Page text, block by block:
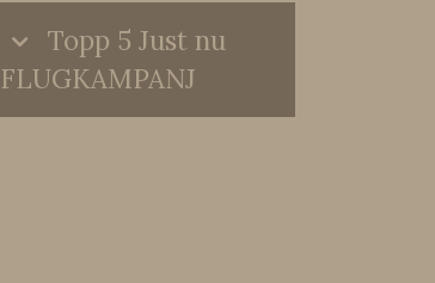
Topp 5 Just nu
FLUGKAMPANJ